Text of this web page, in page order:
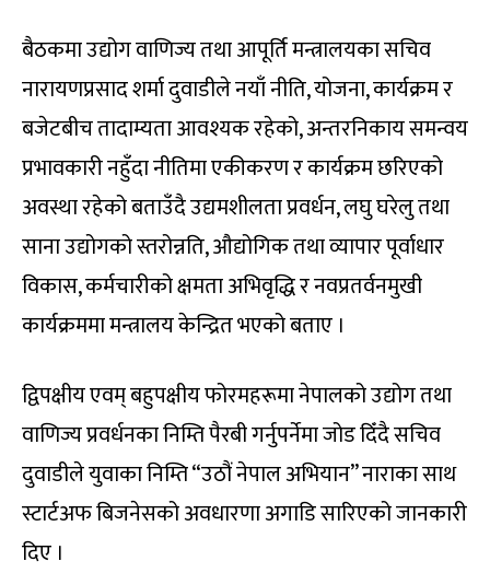
बैठकमा उद्योग वाणिज्य तथा आपूर्ति मन्त्रालयका सचिव
नारायणप्रसाद शर्मा दुवाडीले नयाँ नीति, योजना, कार्यक्रम र
बजेटबीच तादाम्यता आवश्यक रहेको, अन्तरनिकाय समन्वय
प्रभावकारी नहुँदा नीतिमा एकीकरण र कार्यक्रम छरिएको
अवस्था रहेको बताउँदै उद्यमशीलता प्रवर्धन, लघु घरेलु तथा
साना उद्योगको स्तरोन्नति, औद्योगिक तथा व्यापार पूर्वाधार
विकास, कर्मचारीको क्षमता अभिवृद्धि र नवप्रतर्वनमुखी
कार्यक्रममा मन्त्रालय केन्द्रित भएको बताए ।
द्विपक्षीय एवम् बहुपक्षीय फोरमहरूमा नेपालको उद्योग तथा
वाणिज्य प्रवर्धनका निम्ति पैरबी गर्नुपर्नेमा जोड दिँदै सचिव
दुवाडीले युवाका निम्ति “उठौं नेपाल अभियान” नाराका साथ
स्टार्टअफ बिजनेसको अवधारणा अगाडि सारिएको जानकारी
दिए ।